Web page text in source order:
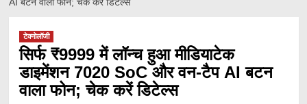
टेक्नोलॉजी
सिर्फ ₹9999 में लॉन्च हुआ मीडियाटेक
डाइमेंशन 7020 SoC और वन-टैप AI बटन
वाला फोन; चेक करें डिटेल्स